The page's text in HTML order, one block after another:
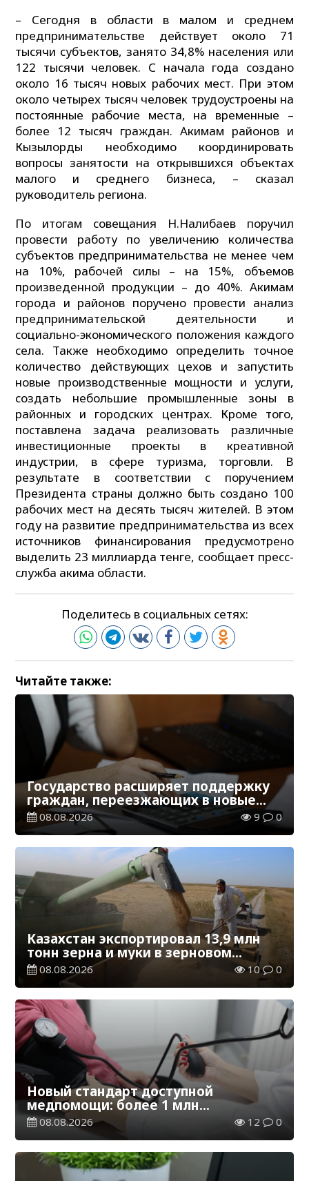
– Сегодня в области в малом и среднем
предпринимательстве действует около 71
тысячи субъектов, занято 34,8% населения или
122 тысячи человек. С начала года создано
около 16 тысяч новых рабочих мест. При этом
около четырех тысяч человек трудоустроены на
постоянные рабочие места, на временные –
более 12 тысяч граждан. Акимам районов и
Кызылорды необходимо координировать
вопросы занятости на открывшихся объектах
малого и среднего бизнеса, – сказал
руководитель региона.
По итогам совещания Н.Налибаев поручил
провести работу по увеличению количества
субъектов предпринимательства не менее чем
на 10%, рабочей силы – на 15%, объемов
произведенной продукции – до 40%. Акимам
города и районов поручено провести анализ
предпринимательской деятельности и
социально-экономического положения каждого
села. Также необходимо определить точное
количество действующих цехов и запустить
новые производственные мощности и услуги,
создать небольшие промышленные зоны в
районных и городских центрах. Кроме того,
поставлена задача реализовать различные
инвестиционные проекты в креативной
индустрии, в сфере туризма, торговли. В
результате в соответствии с поручением
Президента страны должно быть создано 100
рабочих мест на десять тысяч жителей. В этом
году на развитие предпринимательства из всех
источников финансирования предусмотрено
выделить 23 миллиарда тенге, сообщает пресс-
служба акима области.
Поделитесь в социальных сетях:
Читайте также:
Государство расширяет поддержку
граждан, переезжающих в новые
регионы для работы
08.08.2026 9 0
Казахстан экспортировал 13,9 млн
тонн зерна и муки в зерновом
эквиваленте
08.08.2026 10 0
Новый стандарт доступной
медпомощи: более 1 млн
казахстанцев получили
телемедицинские услуги
08.08.2026 12 0